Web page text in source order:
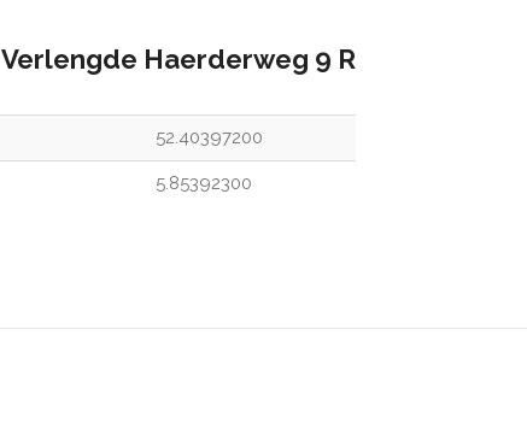
Verlengde Haerderweg 9 R
52.40397200
5.85392300